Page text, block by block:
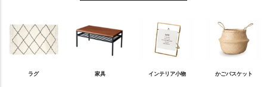
ラグ 家具 インテリア小物 かごバスケット